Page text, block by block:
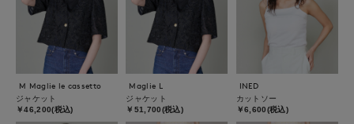
M Maglie le cassetto
ジャケット
￥46,200(税込)
Maglie L
ジャケット
￥51,700(税込)
INED
カットソー
￥6,600(税込)